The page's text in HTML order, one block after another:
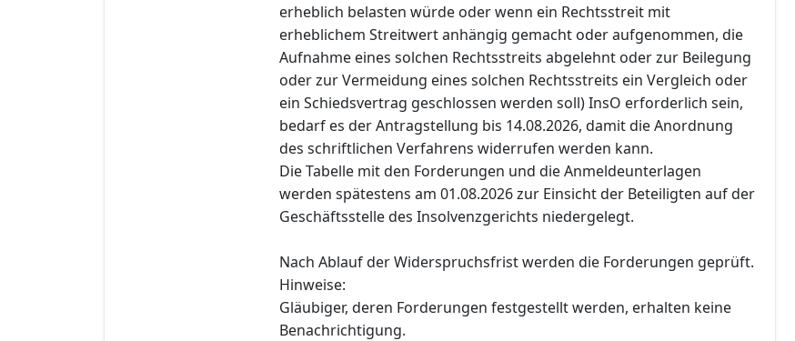
erheblich belasten würde oder wenn ein Rechtsstreit mit
erheblichem Streitwert anhängig gemacht oder aufgenommen, die
Aufnahme eines solchen Rechtsstreits abgelehnt oder zur Beilegung
oder zur Vermeidung eines solchen Rechtsstreits ein Vergleich oder
ein Schiedsvertrag geschlossen werden soll) InsO erforderlich sein,
bedarf es der Antragstellung bis 14.08.2026, damit die Anordnung
des schriftlichen Verfahrens widerrufen werden kann.
Die Tabelle mit den Forderungen und die Anmeldeunterlagen
werden spätestens am 01.08.2026 zur Einsicht der Beteiligten auf der
Geschäftsstelle des Insolvenzgerichts niedergelegt.
Nach Ablauf der Widerspruchsfrist werden die Forderungen geprüft.
Hinweise:
Gläubiger, deren Forderungen festgestellt werden, erhalten keine
Benachrichtigung.